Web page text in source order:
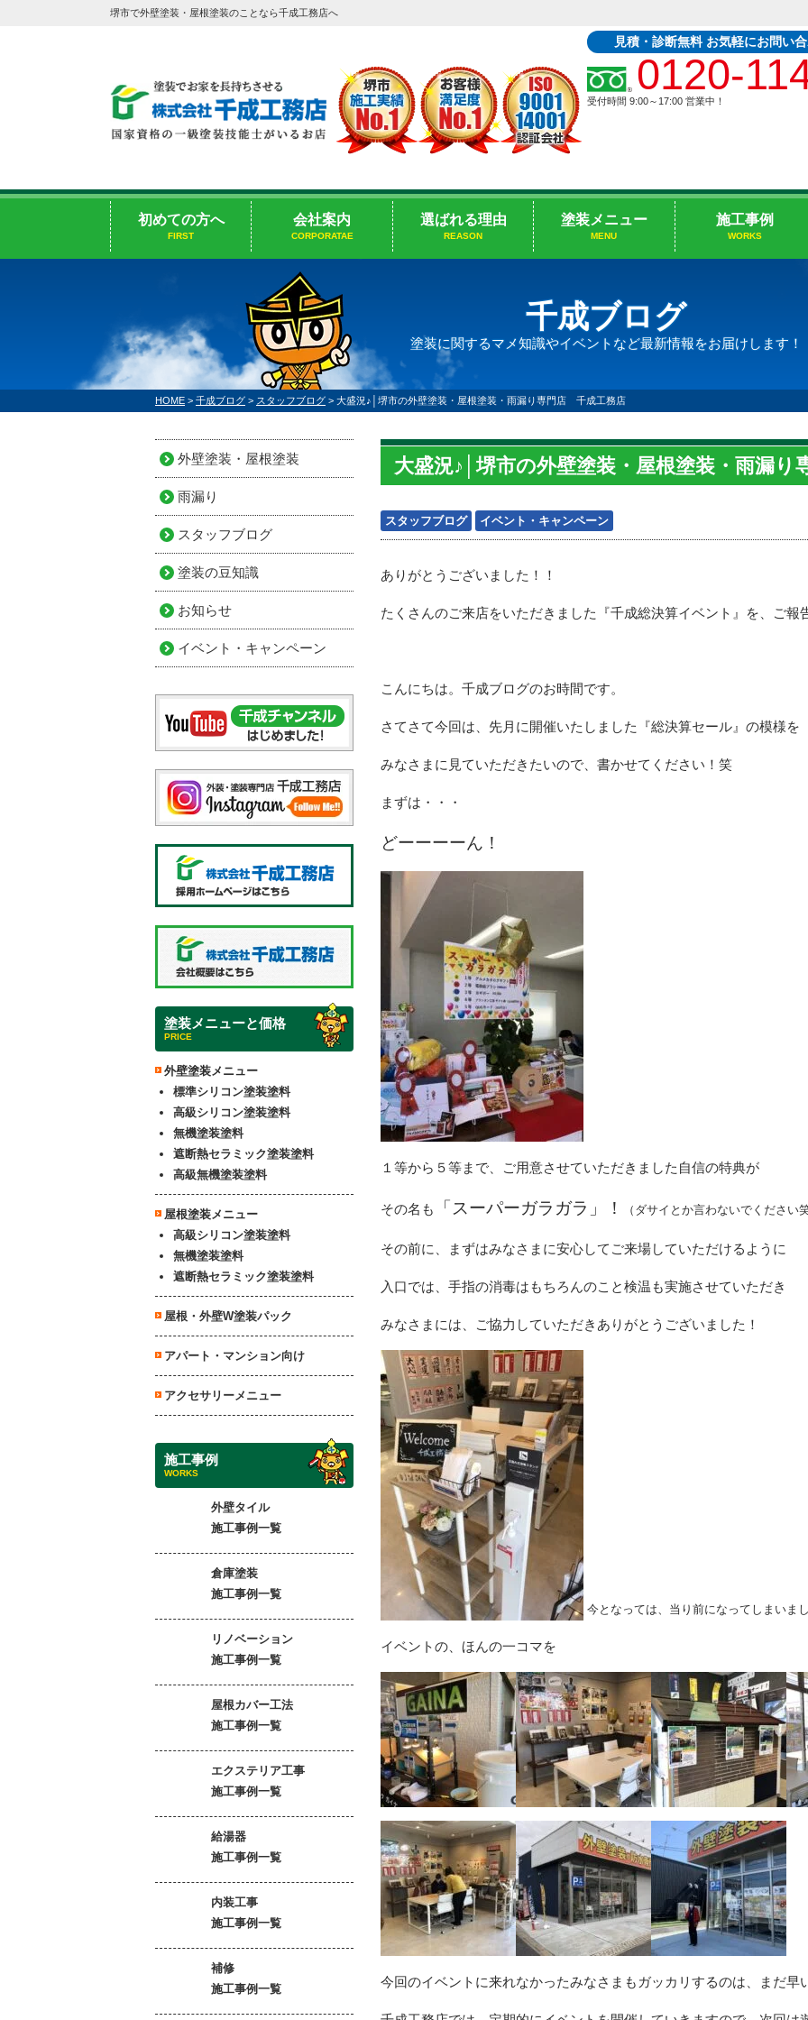
堺市で外壁塗装・屋根塗装のことなら千成工務店へ
見積・診断無料 お気軽にお問い
0120-
受付時間 9:00～17:00 営業中！
初めての方へ
FIRST
会社案内
CORPORATAE
選ばれる理由
REASON
塗装メニュー
MENU
施工事例
WORKS
千成ブログ
塗装に関するマメ知識やイベントなど最新情報をお届けします！
HOME > 千成ブログ > スタッフブログ > 大盛況♪│堺市の外壁塗装・屋根塗装・雨漏り専門店 千成工務店
大盛況♪│堺市の外壁塗装・屋根塗装・雨漏
スタッフブログ イベント・キャンペーン
ありがとうございました！！
たくさんのご来店をいただきました『千成総決算イベント』を、ご報
こんにちは。千成ブログのお時間です。
さてさて今回は、先月に開催いたしました『総決算セール』の模様を
みなさまに見ていただきたいので、書かせてください！笑
まずは・・・
どーーーーん！
１等から５等まで、ご用意させていただきました自信の特典が
その名も 「スーパーガラガラ」！ （ダサイとか言わないでください笑
その前に、まずはみなさまに安心してご来場していただけるように
入口では、手指の消毒はもちろんのこと検温も実施させていただき
みなさまには、ご協力していただきありがとうございました！
今となっては、当り前になってしまいまし
イベントの、ほんの一コマを
今回のイベントに来れなかったみなさまもガッカリするのは、まだ早
外壁塗装・屋根塗装
雨漏り
スタッフブログ
塗装の豆知識
お知らせ
イベント・キャンペーン
塗装メニューと価格
PRICE
外壁塗装メニュー
標準シリコン塗装塗料
高級シリコン塗装塗料
無機塗装塗料
遮断熱セラミック塗装塗料
高級無機塗装塗料
屋根塗装メニュー
高級シリコン塗装塗料
無機塗装塗料
遮断熱セラミック塗装塗料
屋根・外壁W塗装パック
アパート・マンション向け
アクセサリーメニュー
施工事例
WORKS
外壁タイル
施工事例一覧
倉庫塗装
施工事例一覧
リノベーション
施工事例一覧
屋根カバー工法
施工事例一覧
エクステリア工事
施工事例一覧
給湯器
施工事例一覧
内装工事
施工事例一覧
補修
施工事例一覧